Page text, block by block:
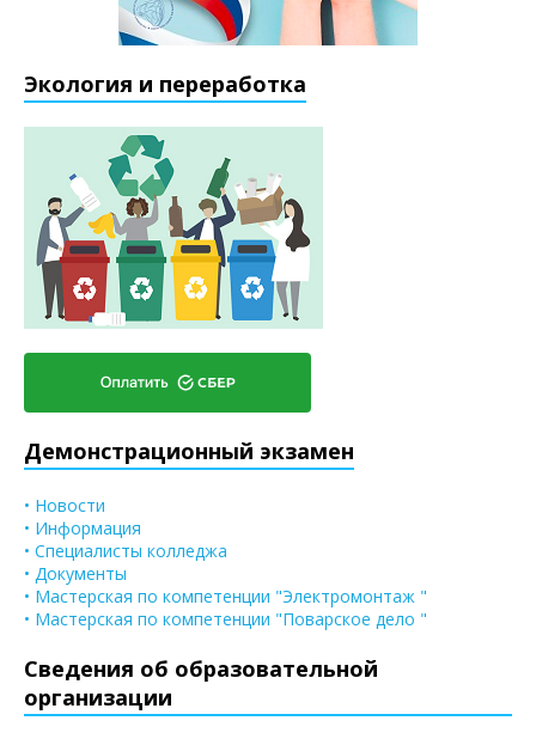
Экология и переработка
Демонстрационный экзамен
• Новости
• Информация
• Специалисты колледжа
• Документы
• Мастерская по компетенции "Электромонтаж "
• Мастерская по компетенции "Поварское дело "
Сведения об образовательной
организации